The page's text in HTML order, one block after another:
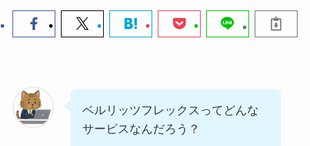
ベルリッツフレックスってどんな
サービスなんだろう？